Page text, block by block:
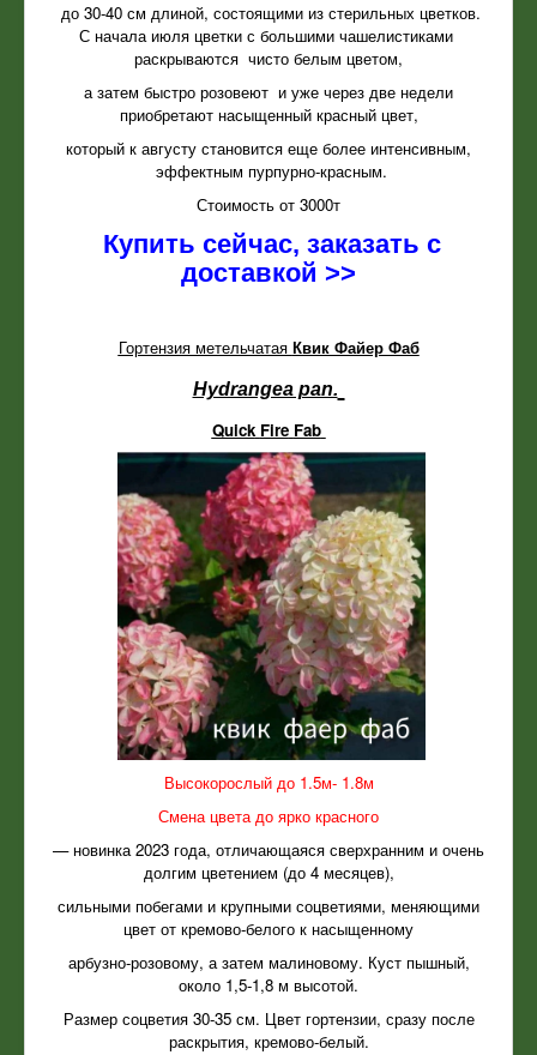
до 30-40 см длиной, состоящими из стерильных цветков.
С начала июля цветки с большими чашелистиками
раскрываются чисто белым цветом,
а затем быстро розовеют и уже через две недели
приобретают насыщенный красный цвет,
который к августу становится еще более интенсивным,
эффектным пурпурно-красным.
Стоимость от 3000т
Купить сейчас, заказать с
доставкой >>
Гортензия метельчатая Квик Файер Фаб
Hydrangea pan.
Quick Fire Fab
Высокорослый до 1.5м- 1.8м
Смена цвета до ярко красного
— новинка 2023 года, отличающаяся сверхранним и очень
долгим цветением (до 4 месяцев),
сильными побегами и крупными соцветиями, меняющими
цвет от кремово-белого к насыщенному
арбузно-розовому, а затем малиновому. Куст пышный,
около 1,5-1,8 м высотой.
Размер соцветия 30-35 см. Цвет гортензии, сразу после
раскрытия, кремово-белый.